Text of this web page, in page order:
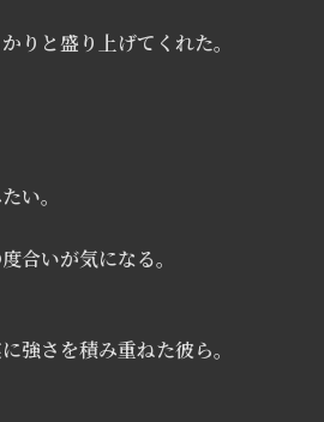
りと盛り上げてくれた。
い。
合いが気になる。
強さを積み重ねた彼ら。